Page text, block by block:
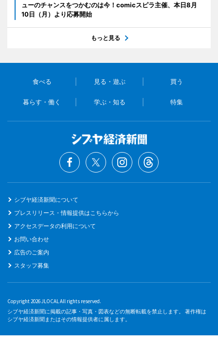
ューのチャンスをつかむのは今！comicスピラ主催、本日8月
10日（月）より応募開始
もっと見る
食べる 見る・遊ぶ 買う
暮らす・働く 学ぶ・知る 特集
シブヤ経済新聞について
プレスリリース・情報提供はこちらから
アクセスデータの利用について
お問い合わせ
広告のご案内
スタッフ募集
Copyright 2026 JLOCAL All rights reserved.
シブヤ経済新聞に掲載の記事・写真・図表などの無断転載を禁止します。 著作権は
シブヤ経済新聞またはその情報提供者に属します。